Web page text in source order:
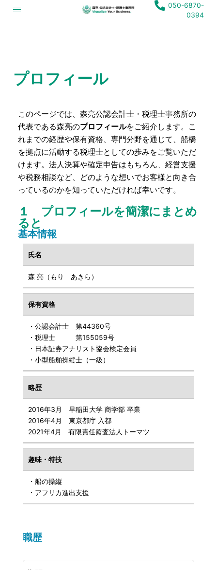
050-6870-
0394
プロフィール
このページでは、森亮公認会計士・税理士事務所の
代表である森亮のプロフィールをご紹介します。こ
れまでの経歴や保有資格、専門分野を通じて、船橋
を拠点に活動する税理士としての歩みをご覧いただ
けます。法人決算や確定申告はもちろん、経営支援
や税務相談など、どのような想いでお客様と向き合
っているのかを知っていただければ幸いです。
１ プロフィールを簡潔にまとめ
ると
基本情報
氏名
森 亮（もり あきら）
保有資格
・公認会計士 第44360号
・税理士 第155059号
・日本証券アナリスト協会検定会員
・小型船舶操縦士（一級）
略歴
2016年3月 早稲田大学 商学部 卒業
2016年4月 東京都庁 入都
2021年4月 有限責任監査法人トーマツ
趣味・特技
・船の操縦
・アフリカ進出支援
職歴